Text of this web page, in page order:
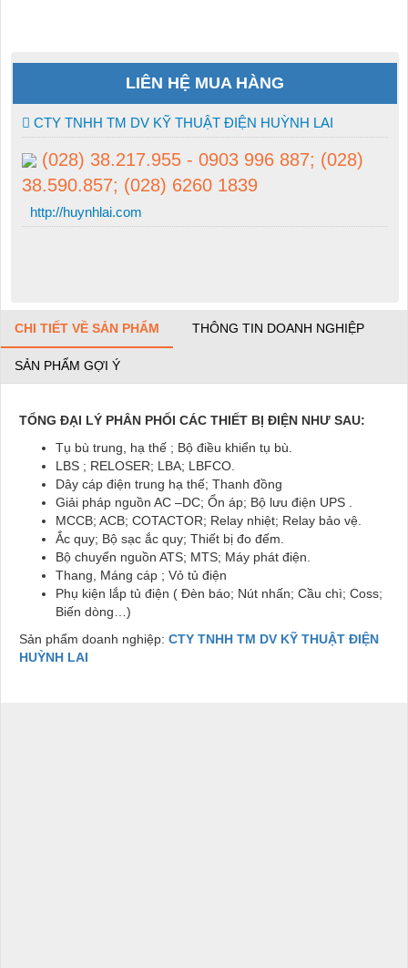
LIÊN HỆ MUA HÀNG
CTY TNHH TM DV KỸ THUẬT ĐIỆN HUỲNH LAI
(028) 38.217.955 - 0903 996 887; (028)
38.590.857; (028) 6260 1839
http://huynhlai.com
CHI TIẾT VỀ SẢN PHẨM THÔNG TIN DOANH NGHIỆP
SẢN PHẨM GỢI Ý
TỔNG ĐẠI LÝ PHÂN PHỐI CÁC THIẾT BỊ ĐIỆN NHƯ SAU:
Tụ bù trung, hạ thế ; Bộ điều khiển tụ bù.
LBS ; RELOSER; LBA; LBFCO.
Dây cáp điện trung hạ thế; Thanh đồng
Giải pháp nguồn AC –DC; Ổn áp; Bộ lưu điện UPS .
MCCB; ACB; COTACTOR; Relay nhiệt; Relay bảo vệ.
Ắc quy; Bộ sạc ắc quy; Thiết bị đo đếm.
Bộ chuyển nguồn ATS; MTS; Máy phát điện.
Thang, Máng cáp ; Vỏ tủ điện
Phụ kiện lắp tủ điện ( Đèn báo; Nút nhấn; Cầu chì; Coss;
Biến dòng…)
Sản phẩm doanh nghiệp: CTY TNHH TM DV KỸ THUẬT ĐIỆN
HUỲNH LAI